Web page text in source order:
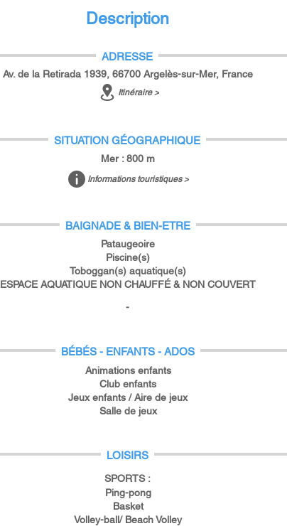
Description
ADRESSE
Av. de la Retirada 1939, 66700 Argelès-sur-Mer, France
Itinéraire >
SITUATION GÉOGRAPHIQUE
Mer : 800 m
Informations touristiques >
BAIGNADE & BIEN-ETRE
Pataugeoire
Piscine(s)
Toboggan(s) aquatique(s)
ESPACE AQUATIQUE NON CHAUFFÉ & NON COUVERT
-
BÉBÉS - ENFANTS - ADOS
Animations enfants
Club enfants
Jeux enfants / Aire de jeux
Salle de jeux
SPORTS :
LOISIRS
Ping-pong
Basket
Volley-ball/ Beach Volley